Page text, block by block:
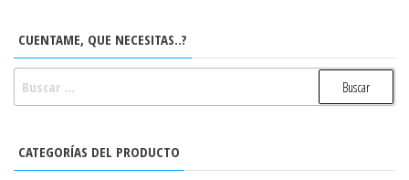
CUENTAME, QUE NECESITAS..?
CATEGORÍAS DEL PRODUCTO